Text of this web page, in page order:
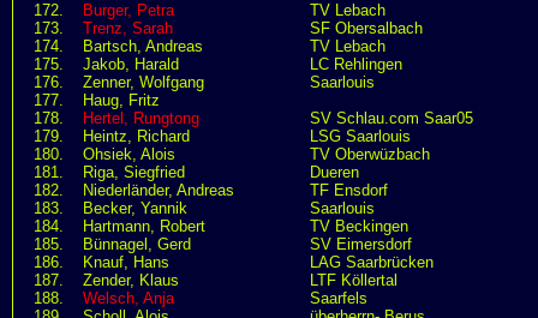
172.
Burger, Petra
TV Lebach
173.
Trenz, Sarah
SF Obersalbach
174.
Bartsch, Andreas
TV Lebach
175.
Jakob, Harald
LC Rehlingen
176.
Zenner, Wolfgang
Saarlouis
177.
Haug, Fritz
178.
Hertel, Rungtong
SV Schlau.com Saar05
179.
Heintz, Richard
LSG Saarlouis
180.
Ohsiek, Alois
TV Oberwüzbach
181.
Riga, Siegfried
Dueren
182.
Niederländer, Andreas
TF Ensdorf
183.
Becker, Yannik
Saarlouis
184.
Hartmann, Robert
TV Beckingen
185.
Bünnagel, Gerd
SV Eimersdorf
186.
Knauf, Hans
LAG Saarbrücken
187.
Zender, Klaus
LTF Köllertal
188.
Welsch, Anja
Saarfels